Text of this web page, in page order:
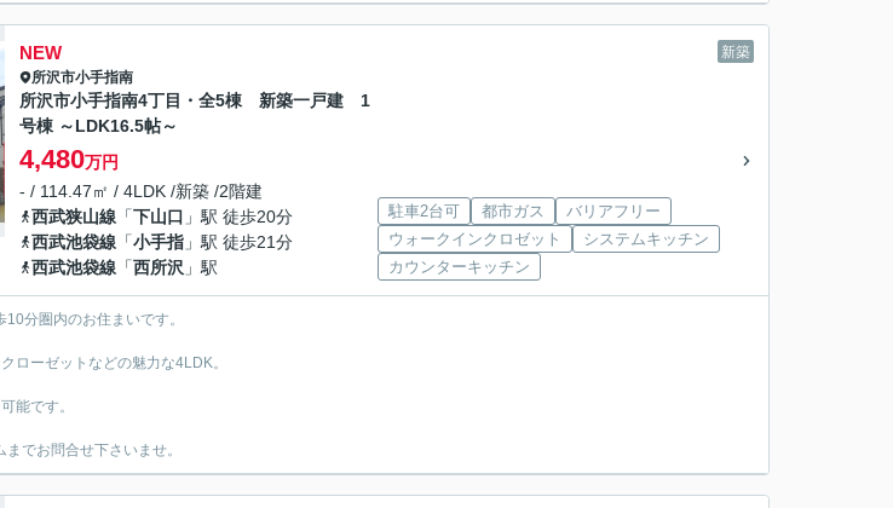
新築
NEW
所沢市小手指南
所沢市小手指南4丁目・全5棟 新築一戸建 1
号棟 ～LDK16.5帖～
4,480万円
- / 114.47㎡ / 4LDK /新築 /2階建
西武狭山線 「下山口 」駅 徒歩20分
西武池袋線 「小手指 」駅 徒歩21分
西武池袋線 「西所沢 」駅
駐車2台可 都市ガス
バリアフリー
ウォークインクロゼット
システムキッチン
カウンターキッチン
分圏内のお住まいです。
ローゼットなどの魅力な4LDK。
能です。
でお問合せ下さいませ。